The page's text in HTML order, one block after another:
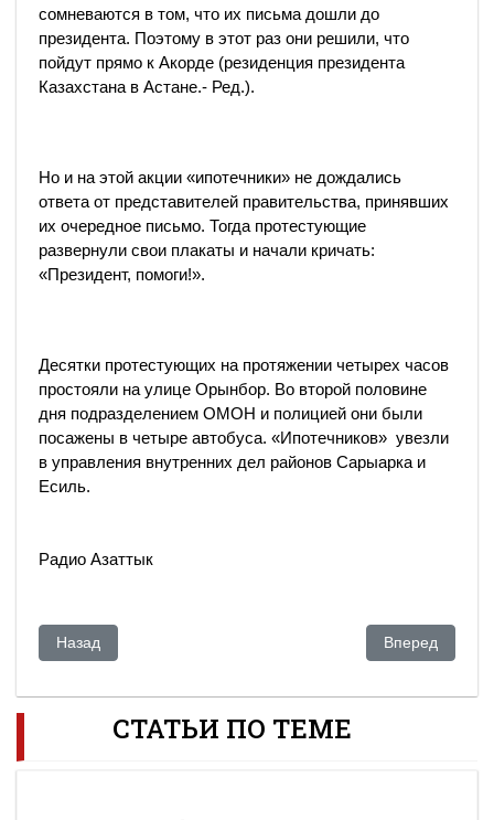
сомневаются в том, что их письма дошли до
президента. Поэтому в этот раз они решили, что
пойдут прямо к Акорде (резиденция президента
Казахстана в Астане.- Ред.).
Но и на этой акции «ипотечники» не дождались
ответа от представителей правительства, принявших
их очередное письмо. Тогда протестующие
развернули свои плакаты и начали кричать:
«Президент, помоги!».
Десятки протестующих на протяжении четырех часов
простояли на улице Орынбор. Во второй половине
дня подразделением ОМОН и полицией они были
посажены в четыре автобуса. «Ипотечников» увезли
в управления внутренних дел районов Сарыарка и
Есиль.
Радио Азаттык
Предыдущий: «Не дождетесь! Не уйду!»
Назад Следующий:
Вперед
СТАТЬИ ПО ТЕМЕ